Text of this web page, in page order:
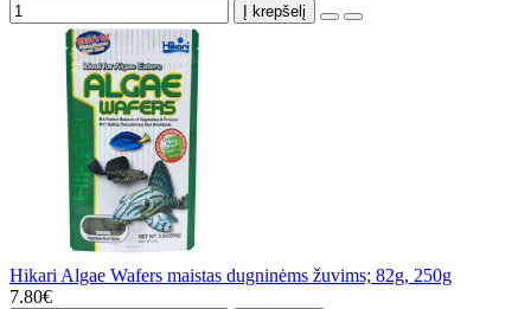
Į krepšelį
Hikari Algae Wafers maistas dugninėms žuvims; 82g, 250g
7.80€